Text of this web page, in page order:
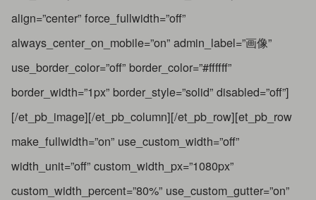
align=”center” force_fullwidth=”off”
always_center_on_mobile=”on” admin_label=”画像”
use_border_color=”off” border_color=”#ffffff”
border_width=”1px” border_style=”solid” disabled=”off”]
[/et_pb_image][/et_pb_column][/et_pb_row][et_pb_row
make_fullwidth=”on” use_custom_width=”off”
width_unit=”off” custom_width_px=”1080px”
custom_width_percent=”80%” use_custom_gutter=”on”